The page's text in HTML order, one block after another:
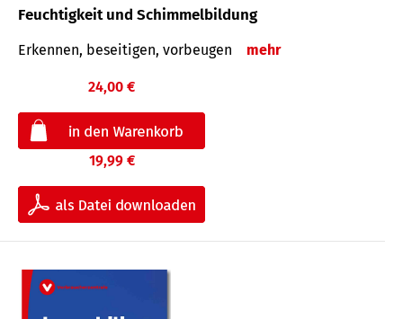
Feuchtigkeit und Schimmelbildung
Erkennen, beseitigen, vorbeugen mehr
24,00 €
19,99 €